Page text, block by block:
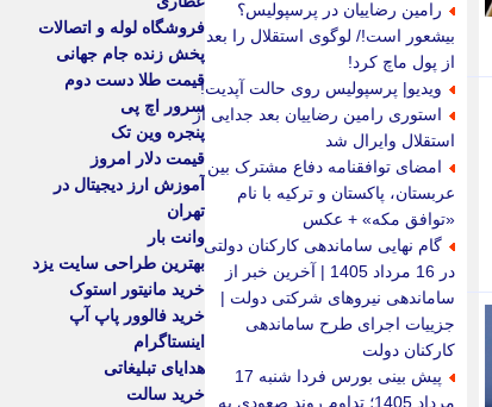
رامین رضاییان در پرسپولیس؟
بیشعور است!/ لوگوی استقلال را بعد
از پول ماچ کرد!
ویدیو| پرسپولیس روی حالت آپدیت!
استوری رامین رضاییان بعد جدایی از
استقلال وایرال شد
امضای توافقنامه دفاع مشترک بین
عربستان، پاکستان و ترکیه با نام
«توافق مکه» + عکس
گام نهایی ساماندهی کارکنان دولتی
در 16 مرداد 1405 | آخرین خبر از
ساماندهی نیروهای شرکتی دولت |
جزییات اجرای طرح ساماندهی
کارکنان دولت
پیش بینی بورس فردا شنبه 17
مرداد 1405؛ تداوم روند صعودی به
فروشگاه لوله و اتصالات
پخش زنده جام جهانی
قیمت طلا دست دوم
سرور اچ پی
پنجره وین تک
قیمت دلار امروز
آموزش ارز دیجیتال در
تهران
وانت بار
بهترین طراحی سایت یزد
خرید مانیتور استوک
خرید فالوور پاپ آپ
اینستاگرام
هدایای تبلیغاتی
خرید سالت